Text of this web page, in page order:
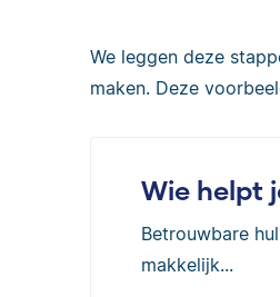
We leggen deze
maken. Deze
Wie helpt
Betrouwbare
makkelijk...